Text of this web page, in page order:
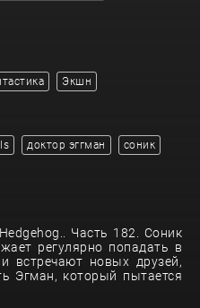
Экшн
доктор эггман соник
Часть 182. Соник
регулярно попадать в
встречают новых друзей,
Эгман, который пытается